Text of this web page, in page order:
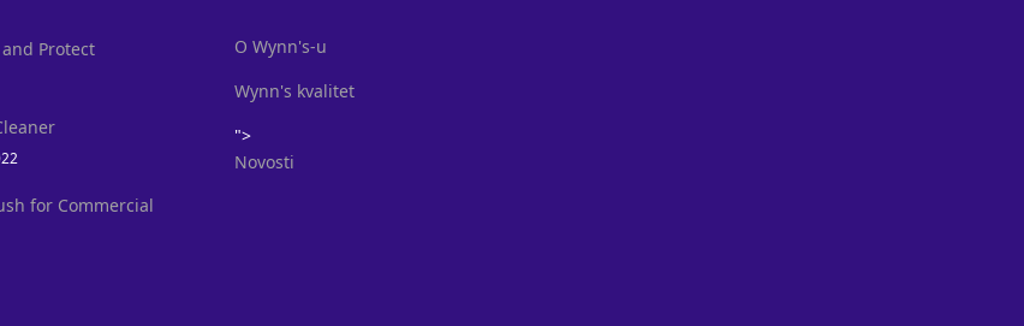
Protect
for Commercial
O Wynn's-u
Wynn's kvalitet
">
Novosti